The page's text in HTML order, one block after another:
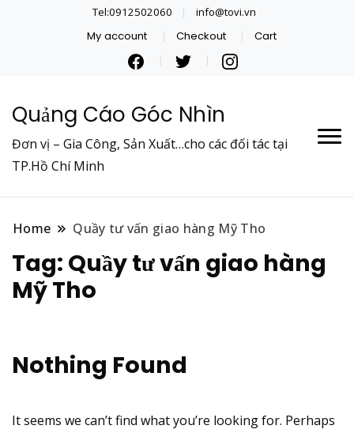
Tel:0912502060 info@tovi.vn
My account Checkout Cart
Quảng Cáo Góc Nhìn
Đơn vị – Gia Công, Sản Xuất…cho các đối tác tại
TP.Hồ Chí Minh
Home Quầy tư vấn giao hàng Mỹ Tho
Tag: Quầy tư vấn giao hàng
Mỹ Tho
Nothing Found
It seems we can’t find what you’re looking for. Perhaps